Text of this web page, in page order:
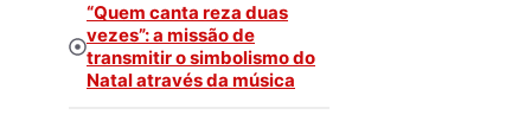
“Quem canta reza duas
vezes”: a missão de
transmitir o simbolismo do
Natal através da música